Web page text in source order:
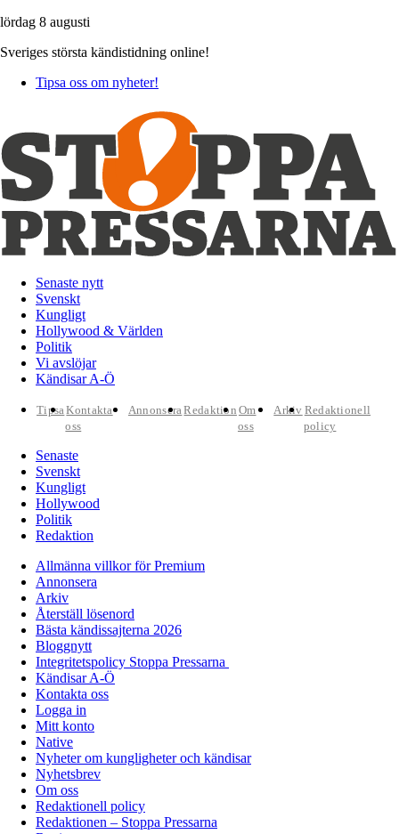
lördag 8 augusti
Sveriges största kändistidning online!
Tipsa oss om nyheter!
Senaste nytt
Svenskt
Kungligt
Hollywood & Världen
Politik
Vi avslöjar
Kändisar A-Ö
TipsaKontakta
oss
AnnonseraRedaktion Om
oss
Arkiv Redaktionell
policy
Senaste
Svenskt
Kungligt
Hollywood
Politik
Redaktion
Allmänna villkor för Premium
Annonsera
Arkiv
Återställ lösenord
Bästa kändissajterna 2026
Bloggnytt
Integritetspolicy Stoppa Pressarna
Kändisar A-Ö
Kontakta oss
Logga in
Mitt konto
Native
Nyheter om kungligheter och kändisar
Nyhetsbrev
Om oss
Redaktionell policy
Redaktionen – Stoppa Pressarna